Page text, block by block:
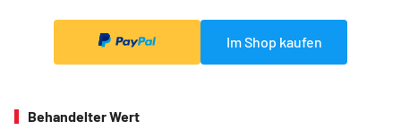
Im Shop kaufen
Behandelter Wert